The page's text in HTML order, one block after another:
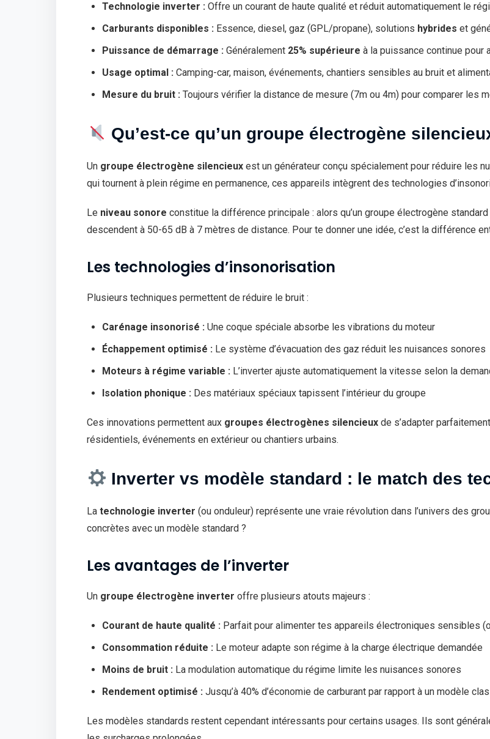
Technologie inverter : Offre un courant de haute qualité et réduit automatiquement le
Carburants disponibles : Essence, diesel, gaz (GPL/propane), solutions hybrides et
Puissance de démarrage : Généralement 25% supérieure à la puissance continue pour
Usage optimal : Camping-car, maison, événements, chantiers sensibles au bruit et
Mesure du bruit : Toujours vérifier la distance de mesure (7m ou 4m) pour comparer les
Qu’est-ce qu’un groupe électrogène
Un groupe électrogène silencieux est un générateur conçu spécialement pour réduire les
qui tournent à plein régime en permanence, ces appareils intègrent des technologies
Le niveau sonore constitue la différence principale : alors qu’un groupe électrogène
descendent à 50-65 dB à 7 mètres de distance. Pour te donner une idée, c’est la différence
Les technologies d’insonorisation
Plusieurs techniques permettent de réduire le bruit :
Carénage insonorisé : Une coque spéciale absorbe les vibrations du moteur
Échappement optimisé : Le système d’évacuation des gaz réduit les nuisances sonores
Moteurs à régime variable : L’inverter ajuste automatiquement la vitesse selon la
Isolation phonique : Des matériaux spéciaux tapissent l’intérieur du groupe
Ces innovations permettent aux groupes électrogènes silencieux de s’adapter
résidentiels, événements en extérieur ou chantiers urbains.
Inverter vs modèle standard : le match des
La technologie inverter (ou onduleur) représente une vraie révolution dans l’univers des
concrètes avec un modèle standard ?
Les avantages de l’inverter
Un groupe électrogène inverter offre plusieurs atouts majeurs :
Courant de haute qualité : Parfait pour alimenter tes appareils électroniques sensibles
Consommation réduite : Le moteur adapte son régime à la charge électrique demandée
Moins de bruit : La modulation automatique du régime limite les nuisances sonores
Rendement optimisé : Jusqu’à 40% d’économie de carburant par rapport à un modèle
Les modèles standards restent cependant intéressants pour certains usages. Ils sont